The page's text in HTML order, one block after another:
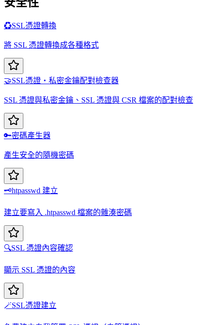
♻️SSL憑證轉換
將 SSL 憑證轉換成各種格式
🤝SSL憑證・私密金鑰配對檢查器
SSL 憑證與私密金鑰、SSL 憑證與 CSR 檔案的配對檢查
🔑密碼產生器
產生安全的隨機密碼
🗝️htpasswd 建立
建立要寫入 .htpasswd 檔案的雜湊密碼
🔍SSL 憑證內容確認
顯示 SSL 憑證的內容
🪄SSL憑證建立